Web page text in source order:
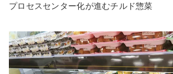
プロセスセンター化が進むチルド惣菜